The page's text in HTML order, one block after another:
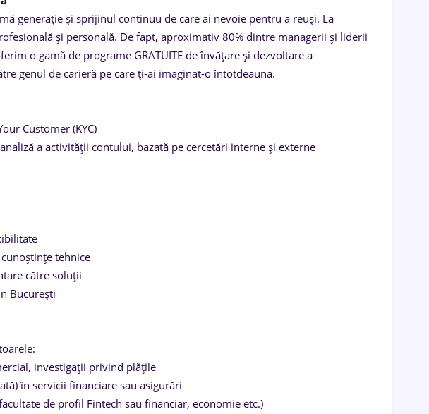
generație și sprijinul continuu de care ai nevoie pentru a reuși. La
și personală. De fapt, aproximativ 80% dintre managerii și liderii
o gamă de programe GRATUITE de învățare și dezvoltare a
genul de carieră pe care ți-ai imaginat-o întotdeauna.
Customer (KYC)
a activității contului, bazată pe cercetări interne și externe
tehnice
către soluții
București
investigații privind plățile
în servicii financiare sau asigurări
de profil Fintech sau financiar, economie etc.)